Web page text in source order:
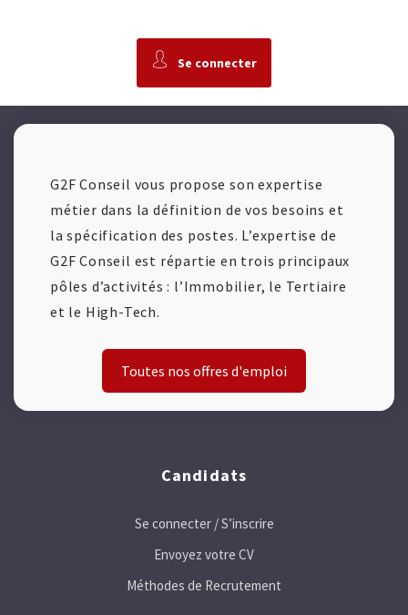
Se connecter
G2F Conseil vous propose son expertise
métier dans la définition de vos besoins et
la spécification des postes. L’expertise de
G2F Conseil est répartie en trois principaux
pôles d’activités : l’Immobilier, le Tertiaire
et le High-Tech.
Toutes nos offres d'emploi
Candidats
Se connecter / S’inscrire
Envoyez votre CV
Méthodes de Recrutement